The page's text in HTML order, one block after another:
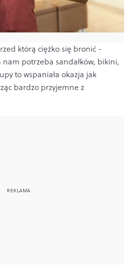
którą ciężko się bronić -
nam potrzeba sandałków, bikini,
to wspaniała okazja jak
bardzo przyjemne z